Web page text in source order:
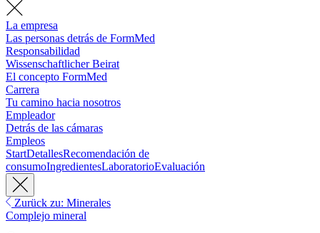
La empresa
Las personas detrás de FormMed
Responsabilidad
Wissenschaftlicher Beirat
El concepto FormMed
Carrera
Tu camino hacia nosotros
Empleador
Detrás de las cámaras
Empleos
StartDetallesRecomendación de
consumoIngredientesLaboratorioEvaluación
Zurück zu: Minerales
Complejo mineral